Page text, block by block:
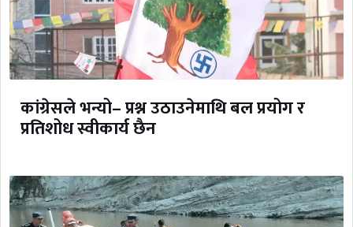
कांग्रेसले भन्यो– प्रश्न उठाउनेमाथि बल प्रयोग र
प्रतिशोध स्वीकार्य छैन